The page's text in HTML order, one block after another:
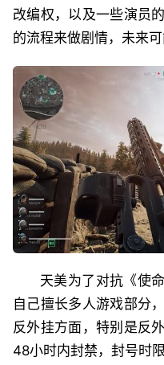
改编权，以及一些演员
的流程来做剧情，未来
天美为了对抗《使
自己擅长多人游戏部分
反外挂方面，特别是反
48小时内封禁，封号时限